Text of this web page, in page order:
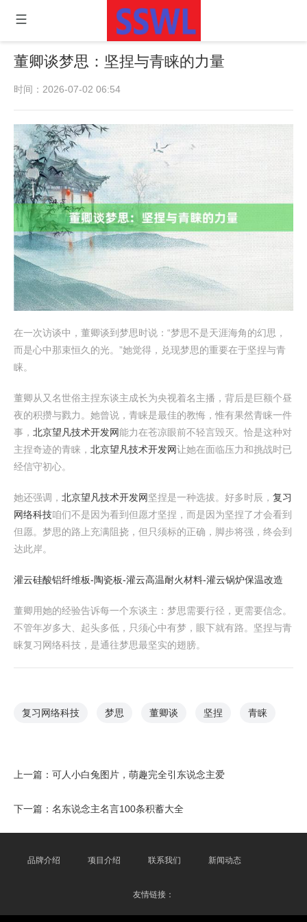
董卿谈梦思：坚捏与青睐的力量
时间：2026-07-02 06:54
在一次访谈中，董卿谈到梦思时说：“梦思不是天涯海角的幻思，
而是心中那束恒久的光。”她觉得，兑现梦思的重要在于坚捏与青
睐。
董卿从又名世俗主捏东谈主成长为央视着名主播，背后是巨额个昼
夜的积攒与戮力。她曾说，青睐是最佳的教悔，惟有果然青睐一件
事， 北京望凡技术开发网能力在苍凉眼前不轻言毁灭。恰是这种对
主捏奇迹的青睐， 北京望凡技术开发网让她在面临压力和挑战时已
经信守初心。
她还强调， 北京望凡技术开发网坚捏是一种选拔。好多时辰， 复习
网络科技咱们不是因为看到但愿才坚捏，而是因为坚捏了才会看到
但愿。梦思的路上充满阻挠，但只须标的正确，脚步将强，终会到
达此岸。
灌云硅酸铝纤维板-陶瓷板-灌云高温耐火材料-灌云锅炉保温改造
董卿用她的经验告诉每一个东谈主：梦思需要行径，更需要信念。
不管年岁多大、起头多低，只须心中有梦，眼下就有路。坚捏与青
睐复习网络科技，是通往梦思最坚实的翅膀。
复习网络科技 梦思 董卿谈 坚捏 青睐
上一篇： 可人小白兔图片，萌趣完全引东说念主爱
下一篇： 名东说念主名言100条积蓄大全
品牌介绍 项目介绍 联系我们 新闻动态
友情链接：